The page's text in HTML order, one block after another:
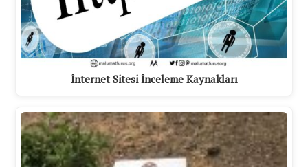
İnternet Sitesi İnceleme Kaynakları